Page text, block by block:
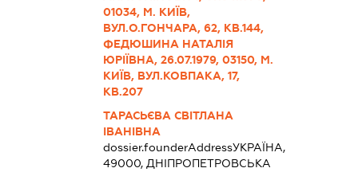
01034, М. КИЇВ,
ВУЛ.О.ГОНЧАРА, 62, КВ.144,
ФЕДЮШИНА НАТАЛІЯ
ЮРІЇВНА, 26.07.1979, 03150, М.
КИЇВ, ВУЛ.КОВПАКА, 17,
КВ.207
ТАРАСЬЄВА СВІТЛАНА
ІВАНІВНА
dossier.founderAddressУКРАЇНА,
49000, ДНІПРОПЕТРОВСЬКА